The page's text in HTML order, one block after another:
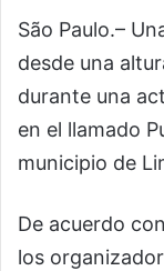
São Paulo.–
desde una
durante una
en el llamado
municipio de
De acuerdo
los